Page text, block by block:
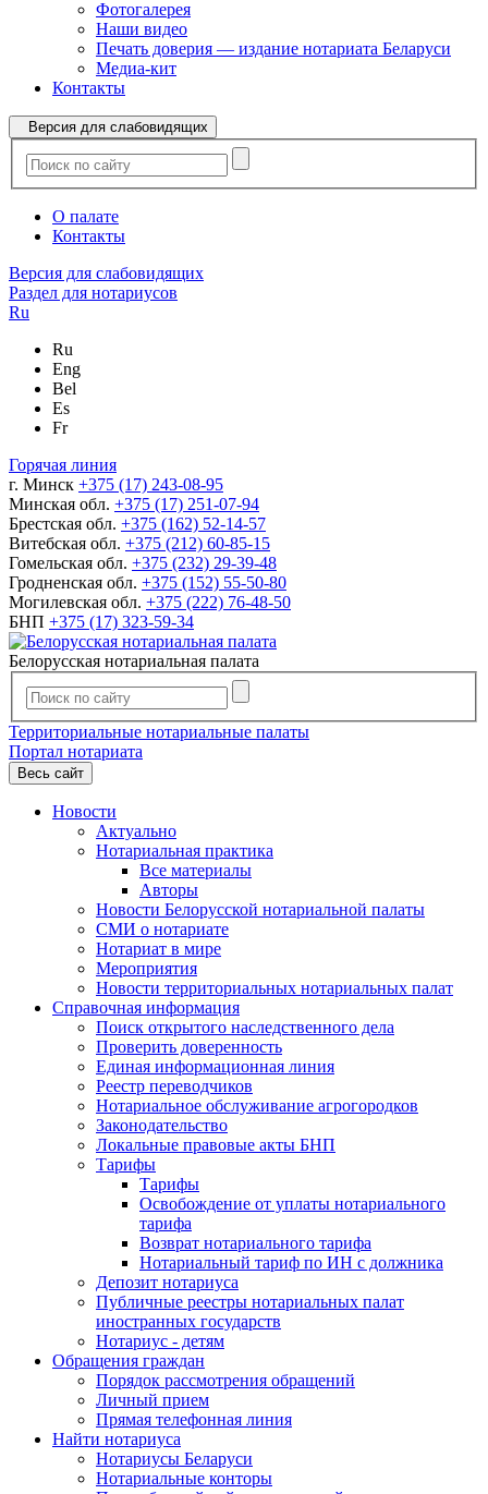
Фотогалерея
Наши видео
Печать доверия — издание нотариата Беларуси
Медиа-кит
Контакты
Версия для слабовидящих
О палате
Контакты
Версия для слабовидящих
Раздел для нотариусов
Ru
Ru
Eng
Bel
Es
Fr
Горячая линия
г. Минск +375 (17) 243-08-95
Минская обл. +375 (17) 251-07-94
Брестская обл. +375 (162) 52-14-57
Витебская обл. +375 (212) 60-85-15
Гомельская обл. +375 (232) 29-39-48
Гродненская обл. +375 (152) 55-50-80
Могилевская обл. +375 (222) 76-48-50
БНП +375 (17) 323-59-34
Белорусская нотариальная палата
Территориальные нотариальные палаты
Портал нотариата
Весь сайт
Новости
Актуально
Нотариальная практика
Все материалы
Авторы
Новости Белорусской нотариальной палаты
СМИ о нотариате
Нотариат в мире
Мероприятия
Новости территориальных нотариальных палат
Справочная информация
Поиск открытого наследственного дела
Проверить доверенность
Единая информационная линия
Реестр переводчиков
Нотариальное обслуживание агрогородков
Законодательство
Локальные правовые акты БНП
Тарифы
Тарифы
Освобождение от уплаты нотариального
тарифа
Возврат нотариального тарифа
Нотариальный тариф по ИН с должника
Депозит нотариуса
Публичные реестры нотариальных палат
иностранных государств
Нотариус - детям
Обращения граждан
Порядок рассмотрения обращений
Личный прием
Прямая телефонная линия
Найти нотариуса
Нотариусы Беларуси
Нотариальные конторы